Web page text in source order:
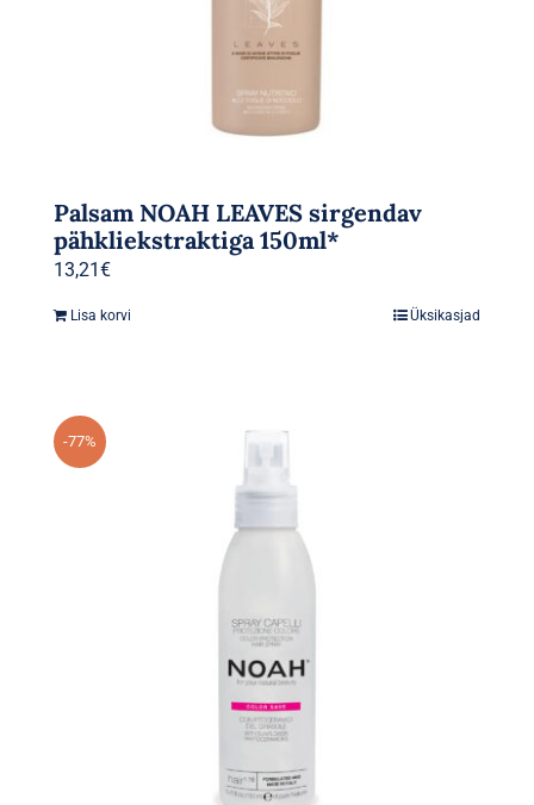
Palsam NOAH LEAVES sirgendav
pähkliekstraktiga 150ml*
13,21€
Lisa korvi Üksikasjad
-77%